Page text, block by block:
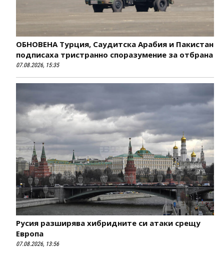
ОБНОВЕНА Турция, Саудитска Арабия и Пакистан
подписаха тристранно споразумение за отбрана
07.08.2026, 15:35
Русия разширява хибридните си атаки срещу
Европа
07.08.2026, 13:56